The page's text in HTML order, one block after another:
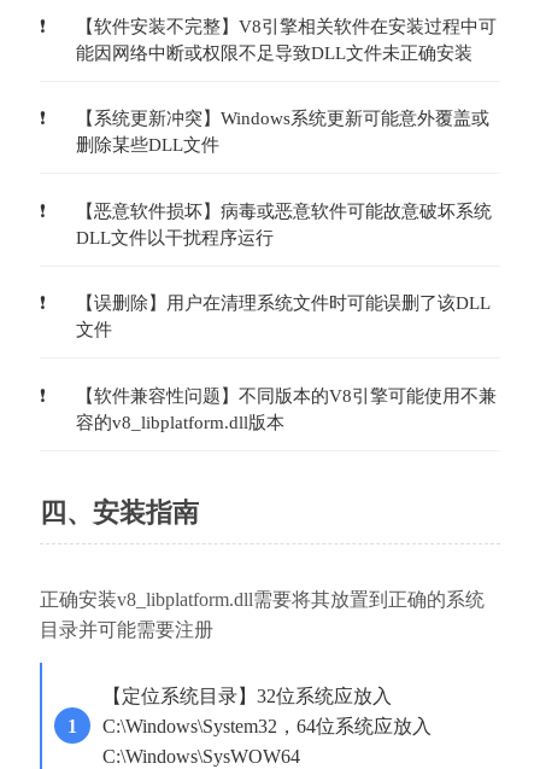
【软件安装不完整】V8引擎相关软件在安装过程中可
能因网络中断或权限不足导致DLL文件未正确安装
【系统更新冲突】Windows系统更新可能意外覆盖或
删除某些DLL文件
【恶意软件损坏】病毒或恶意软件可能故意破坏系统
DLL文件以干扰程序运行
【误删除】用户在清理系统文件时可能误删了该DLL
文件
【软件兼容性问题】不同版本的V8引擎可能使用不兼
容的v8_libplatform.dll版本
四、安装指南
正确安装v8_libplatform.dll需要将其放置到正确的系统
目录并可能需要注册
【定位系统目录】32位系统应放入
C:\Windows\System32，64位系统应放入
C:\Windows\SysWOW64